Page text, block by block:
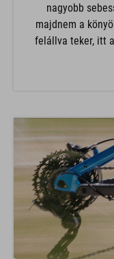
nagyobb
majdnem a
felállva teker, itt